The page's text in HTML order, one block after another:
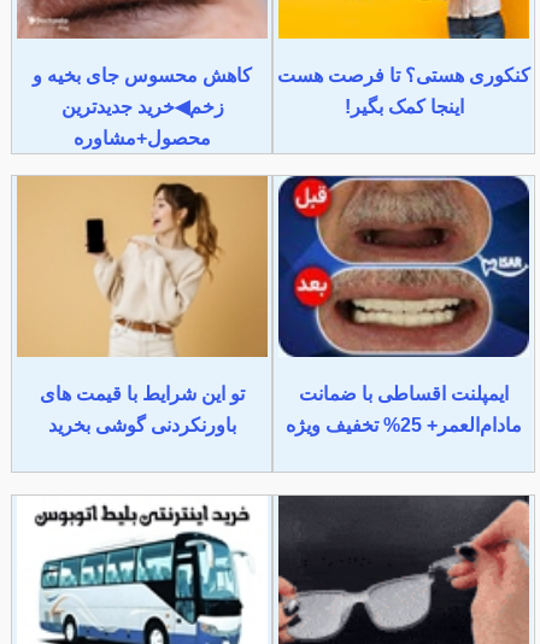
کنکوری هستی؟ تا فرصت هست
اینجا کمک بگیر!
کاهش محسوس جای بخیه و
زخم◀خرید جدیدترین
محصول+مشاوره
ایمپلنت اقساطی با ضمانت
مادام‌العمر+ 25% تخفیف ویژه
تو این شرایط با قیمت های
باورنکردنی گوشی بخرید